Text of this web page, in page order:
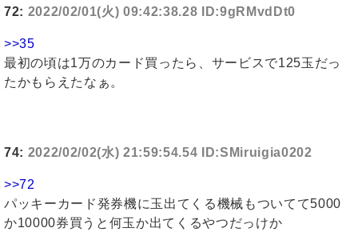
72: 2022/02/01(火) 09:42:38.28 ID:9gRMvdDt0
>>35
最初の頃は1万のカード買ったら、サービスで125玉だっ
たかもらえたなぁ。
74: 2022/02/02(水) 21:59:54.54 ID:SMiruigia0202
>>72
パッキーカード発券機に玉出てくる機械もついてて5000
か10000券買うと何玉か出てくるやつだっけか